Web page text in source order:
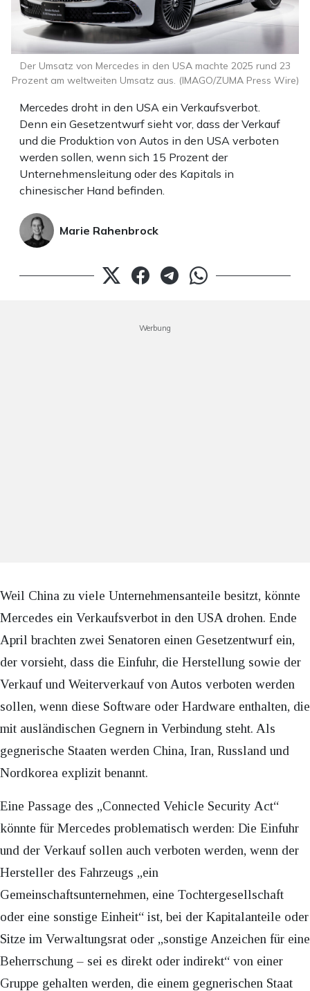
Mercedes droht in den USA ein Verkaufsverbot.
Denn ein Gesetzentwurf sieht vor, dass der Verkauf
und die Produktion von Autos in den USA verboten
werden sollen, wenn sich 15 Prozent der
Unternehmensleitung oder des Kapitals in
chinesischer Hand befinden.
Marie Rahenbrock
Der Umsatz von Mercedes in den USA machte 2025 rund 23
Prozent am weltweiten Umsatz aus. (IMAGO/ZUMA Press Wire)
Werbung
Weil China zu viele Unternehmensanteile besitzt, könnte
Mercedes ein Verkaufsverbot in den USA drohen. Ende
April brachten zwei Senatoren einen Gesetzentwurf ein,
der vorsieht, dass die Einfuhr, die Herstellung sowie der
Verkauf und Weiterverkauf von Autos verboten werden
sollen, wenn diese Software oder Hardware enthalten, die
mit ausländischen Gegnern in Verbindung steht. Als
gegnerische Staaten werden China, Iran, Russland und
Nordkorea explizit benannt.
Eine Passage des „Connected Vehicle Security Act“
könnte für Mercedes problematisch werden: Die Einfuhr
und der Verkauf sollen auch verboten werden, wenn der
Hersteller des Fahrzeugs „ein
Gemeinschaftsunternehmen, eine Tochtergesellschaft
oder eine sonstige Einheit“ ist, bei der Kapitalanteile oder
Sitze im Verwaltungsrat oder „sonstige Anzeichen für eine
Beherrschung – sei es direkt oder indirekt“ von einer
Gruppe gehalten werden, die einem gegnerischen Staat